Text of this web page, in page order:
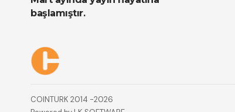
başlamıştır.
COINTURK 2014 -2026
Çerez Politikası